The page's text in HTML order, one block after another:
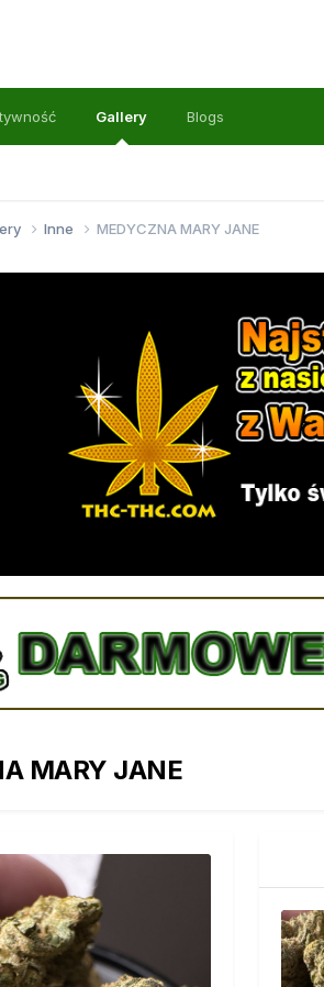
Gallery Blogs
Inne MEDYCZNA MARY JANE
MARY JANE